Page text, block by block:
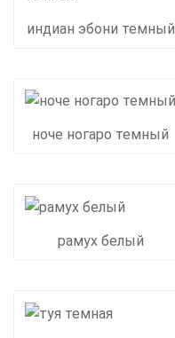
индиан эбони темный
ноче ногаро темный
рамух белый